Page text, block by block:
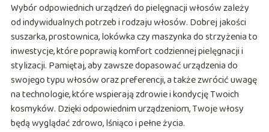
Wybór odpowiednich urządzeń do pielęgnacji włosów zależy
od indywidualnych potrzeb i rodzaju włosów. Dobrej jakości
suszarka, prostownica, lokówka czy maszynka do strzyżenia to
inwestycje, które poprawią komfort codziennej pielęgnacji i
stylizacji. Pamiętaj, aby zawsze dopasować urządzenia do
swojego typu włosów oraz preferencji, a także zwrócić uwagę
na technologie, które wspierają zdrowie i kondycję Twoich
kosmyków. Dzięki odpowiednim urządzeniom, Twoje włosy
będą wyglądać zdrowo, lśniąco i pełne życia.